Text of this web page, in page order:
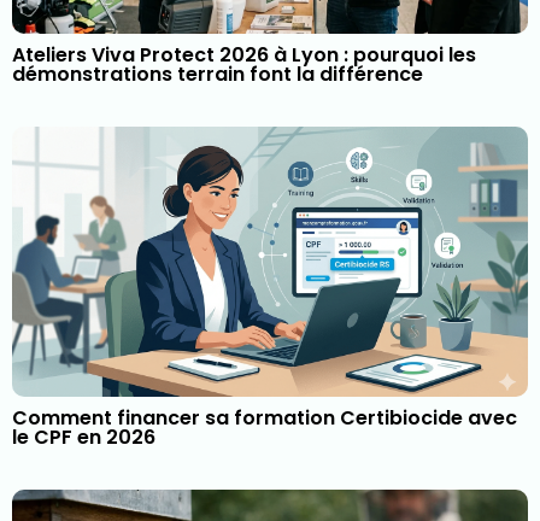
Ateliers Viva Protect 2026 à Lyon : pourquoi les
démonstrations terrain font la différence
Comment financer sa formation Certibiocide avec
le CPF en 2026